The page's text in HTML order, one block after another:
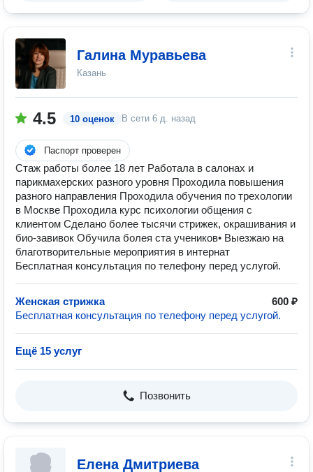
Галина Муравьева
Казань
4.5 10 оценок В сети 6 д. назад
Паспорт проверен
Стаж работы более 18 лет Работала в салонах и
парикмахерских разного уровня Проходила повышения
разного направления Проходила обучения по трехологии
в Москве Проходила курс психологии общения с
клиентом Сделано более тысячи стрижек, окрашивания и
био-завивок Обучила болея ста учеников• Выезжаю на
благотворительные мероприятия в интернат
Бесплатная консультация по телефону перед услугой.
Женская стрижка
600 ₽
Бесплатная консультация по телефону перед услугой.
Ещё 15 услуг
Позвонить
Елена Дмитриева